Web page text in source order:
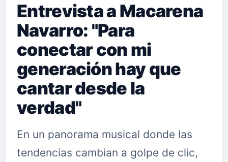
Entrevista a Macarena
Navarro: "Para
conectar con mi
generación hay que
cantar desde la
verdad"
En un panorama musical donde las
tendencias cambian a golpe de clic,